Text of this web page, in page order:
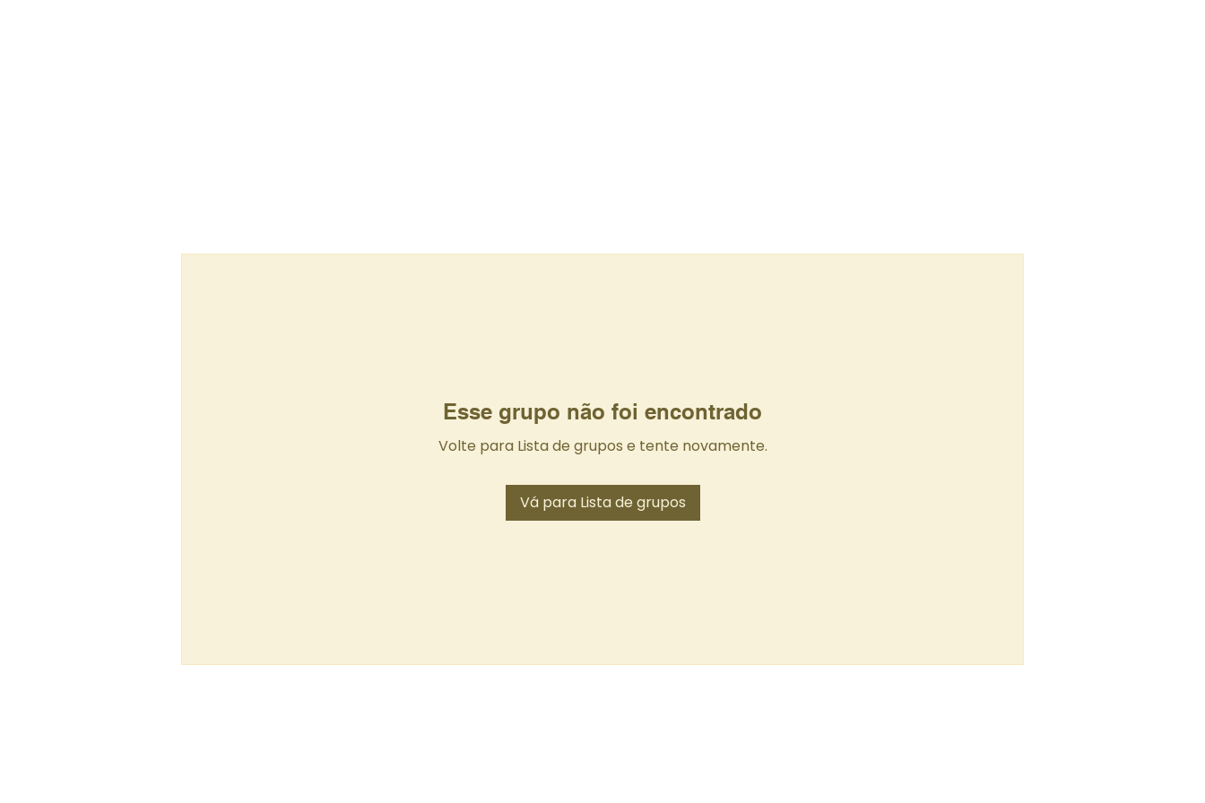
Esse grupo não foi encontrado
Volte para Lista de grupos e tente novamente.
Vá para Lista de grupos